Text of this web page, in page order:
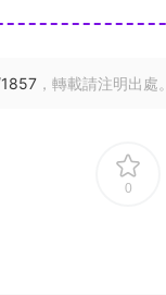
，轉載請注明出處。
0